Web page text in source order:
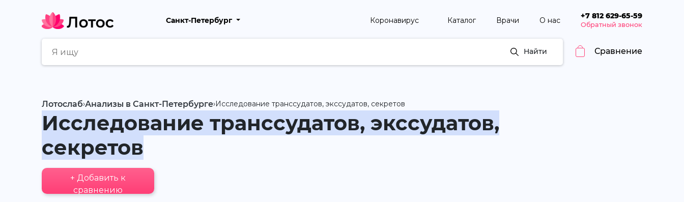
Санкт-Петербург Коронавирус Каталог Врачи О нас +7 812 629-65-59
Обратный звонок
Найти Сравнение
Лотослаб›Анализы в Санкт-Петербурге›Исследование транссудатов, экссудатов, секретов
Исследование транссудатов, экссудатов,
секретов
+ Добавить к
сравнению